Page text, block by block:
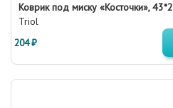
Коврик под миску «Косточки»,
Triol
204 ₽